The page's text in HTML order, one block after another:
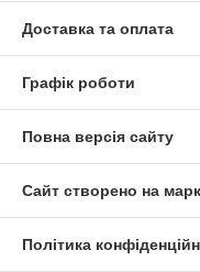
Доставка та оплата
Графік роботи
Повна версія сайту
Сайт створено на
Політика